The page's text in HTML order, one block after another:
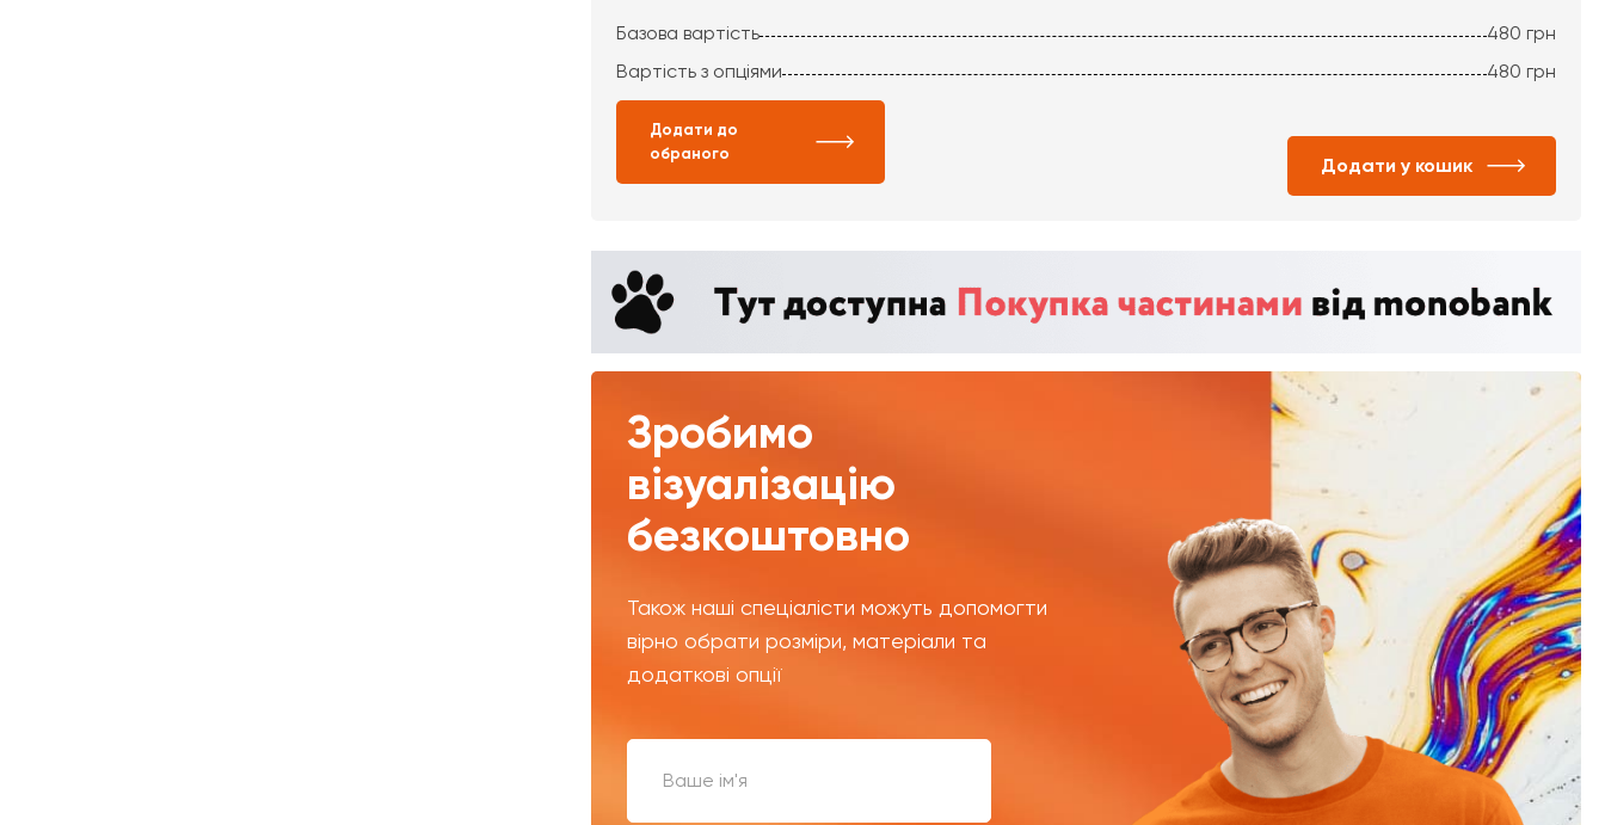
Базова вартість 480 грн
Вартість з опціями
480 грн
Додати до
обраного
Додати у кошик
Зробимо
візуалізацію
безкоштовно
Також наші спеціалісти можуть допомогти
вірно обрати розміри, матеріали та
додаткові опції